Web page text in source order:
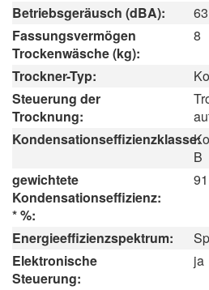
Betriebsgeräusch (dBA):
63
Fassungsvermögen
Trockenwäsche (kg):
8
Trockner-Typ:
Steuerung der
Trocknung:
Kondensationseffizienzklasse:
B
gewichtete
Kondensationseffizienz:
* %:
91
Energieeffizienzspektrum:
Elektronische
Steuerung:
ja